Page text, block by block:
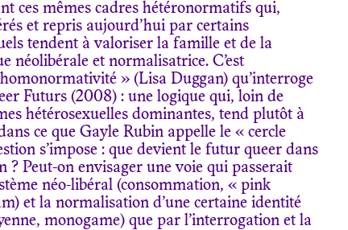
ces mêmes cadres hétéronormatifs qui,
et repris aujourd’hui par certains
tendent à valoriser la famille et de la
néolibérale et normalisatrice. C’est
» (Lisa Duggan) qu’interroge
Futurs (2008) : une logique qui, loin de
hétérosexuelles dominantes, tend plutôt à
ce que Gayle Rubin appelle le « cercle
s’impose : que devient le futur queer dans
? Peut-on envisager une voie qui passerait
néo-libéral (consommation, « pink
et la normalisation d’une certaine identité
monogame) que par l’interrogation et la